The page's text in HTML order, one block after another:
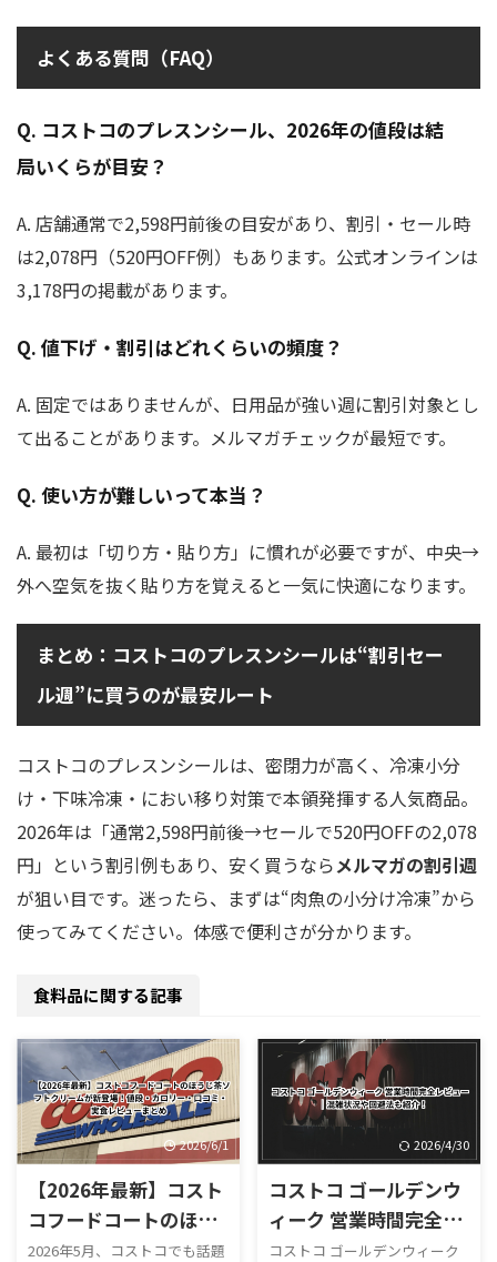
よくある質問（FAQ）
Q. コストコのプレスンシール、2026年の値段は結
局いくらが目安？
A. 店舗通常で2,598円前後の目安があり、割引・セール時
は2,078円（520円OFF例）もあります。公式オンラインは
3,178円の掲載があります。
Q. 値下げ・割引はどれくらいの頻度？
A. 固定ではありませんが、日用品が強い週に割引対象とし
て出ることがあります。メルマガチェックが最短です。
Q. 使い方が難しいって本当？
A. 最初は「切り方・貼り方」に慣れが必要ですが、中央→
外へ空気を抜く貼り方を覚えると一気に快適になります。
まとめ：コストコのプレスンシールは“割引セー
ル週”に買うのが最安ルート
コストコのプレスンシールは、密閉力が高く、冷凍小分
け・下味冷凍・におい移り対策で本領発揮する人気商品。
2026年は「通常2,598円前後→セールで520円OFFの2,078
円」という割引例もあり、安く買うならメルマガの割引週
が狙い目です。迷ったら、まずは“肉魚の小分け冷凍”から
使ってみてください。体感で便利さが分かります。
食料品に関する記事
2026/6/1
【2026年最新】コスト
コフードコートのほう
じ茶ソフトクリームが
2026年5月、コストコでも話題
2026/4/30
コストコ ゴールデンウ
ィーク 営業時間完全レ
ビュー｜混雑状況や回
コストコ ゴールデンウィーク